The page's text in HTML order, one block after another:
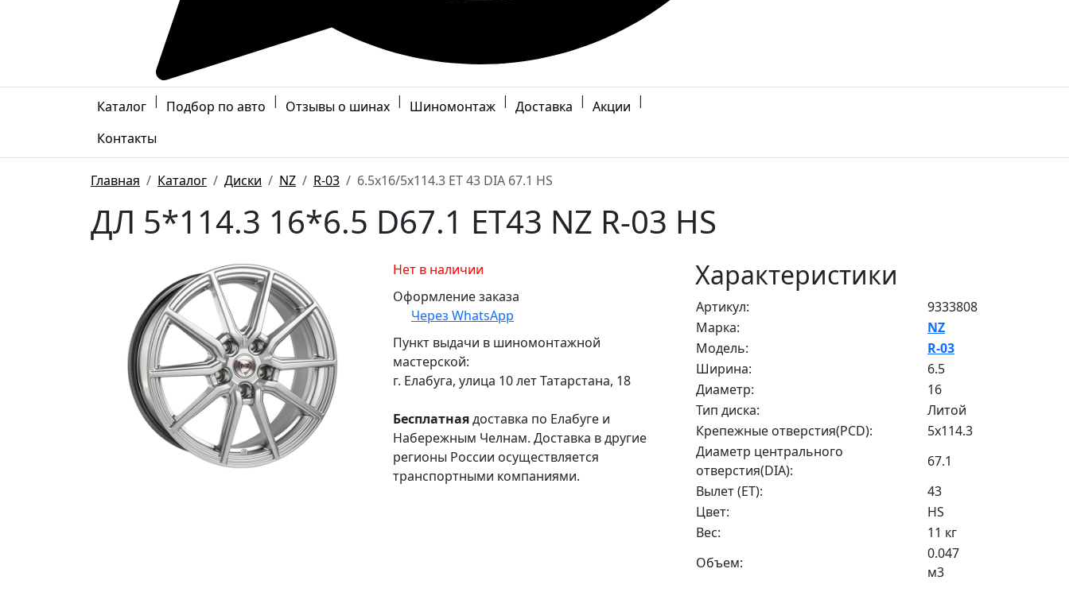
Каталог | Подбор по авто | Отзывы о шинах | Шиномонтаж | Доставка | Акции |
Контакты
Главная Каталог Диски NZ R-03 6.5x16/5x114.3 ET 43 DIA 67.1 HS
ДЛ 5*114.3 16*6.5 D67.1 ET43 NZ R-03 HS
Нет в наличии
Оформление заказа
Через WhatsApp
Пункт выдачи в шиномонтажной
мастерской:
г. Елабуга, улица 10 лет Татарстана, 18
Бесплатнаядоставка по Елабуге и
Набережным Челнам. Доставка в другие
регионы России осуществляется
транспортными компаниями.
Характеристики
Артикул:
9333808
Марка:
NZ
Модель:
R-03
Ширина:
6.5
Диаметр:
16
Тип диска:
Литой
Крепежные отверстия(PCD):
5x114.3
Диаметр центрального
отверстия(DIA):
67.1
Вылет (ET):
43
Цвет:
HS
Вес:
11 кг
Объем:
0.047
м3